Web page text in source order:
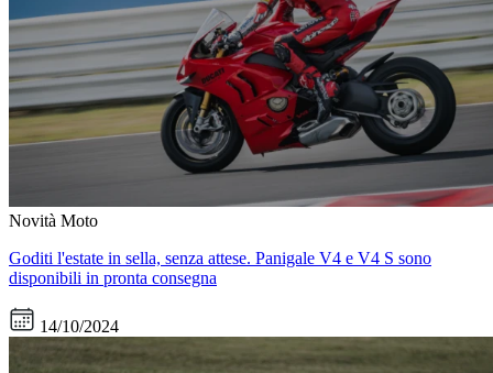
Novità Moto
Goditi l'estate in sella, senza attese. Panigale V4 e V4 S sono
disponibili in pronta consegna
14/10/2024